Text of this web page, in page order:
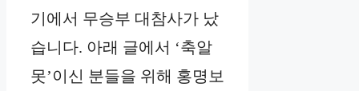
기에서 무승부 대참사가 났
습니다. 아래 글에서 ‘축알
못’이신 분들을 위해 홍명보